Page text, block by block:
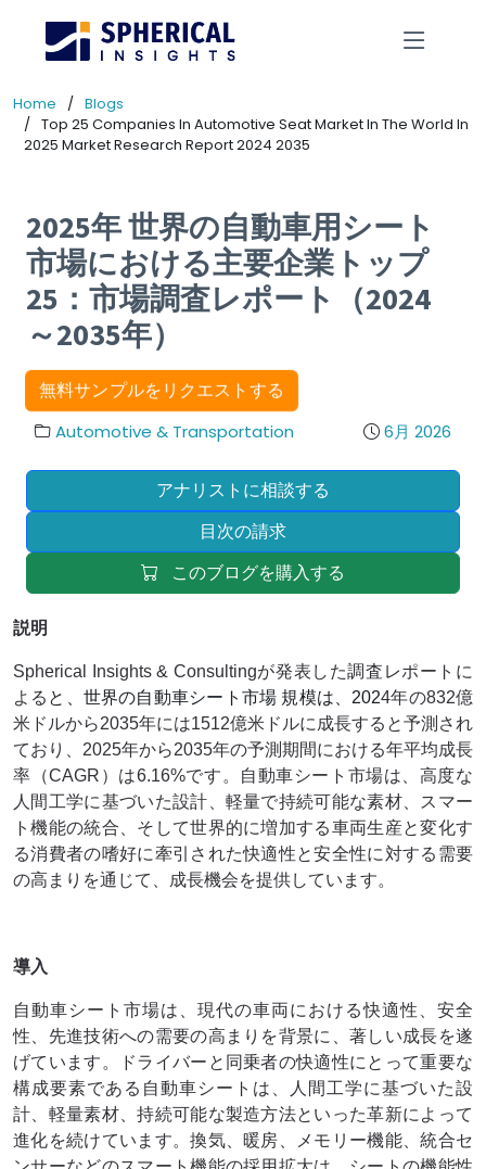
Home
Blogs
Top 25 Companies In Automotive Seat Market In The World In
2025 Market Research Report 2024 2035
2025年 世界の自動車用シート
市場における主要企業トップ
25：市場調査レポート（2024
～2035年）
無料サンプルをリクエストする
Automotive & Transportation 6月 2026
アナリストに相談する
目次の請求
このブログを購入する
説明
Spherical Insights & Consultingが発表した調査レポートに
よる と、世界の自動車シート市場 規模は、2024年の832億
米ドルから2035年には1512億米ドルに成長すると予測され
ており、2025年から2035年の予測期間における年平均成長
率（CAGR）は6.16%です。自動車シート市場は、高度な
人間工学に基づいた設計、軽量で持続可能な素材、スマー
ト機能の統合、そして世界的に増加する車両生産と変化す
る消費者の嗜好に牽引された快適性と安全性に対する需要
の高まりを通じて、成長機会を提供しています。
導入
自動車シート市場は、現代の車両における快適性、安全
性、先進技術への需要の高まりを背景に、著しい成長を遂
げています。ドライバーと同乗者の快適性にとって重要な
構成要素である自動車シートは、人間工学に基づいた設
計、軽量素材、持続可能な製造方法といった革新によって
進化を続けています。換気、暖房、メモリー機能、統合セ